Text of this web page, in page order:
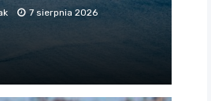
7 sierpnia 2026